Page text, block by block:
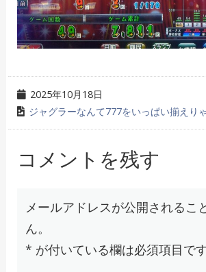
2025年10月18日
ジャグラーなんて777をいっぱい揃えり
コメントを残す
メールアドレスが公開されるこ
ん。
* が付いている欄は必須項目で